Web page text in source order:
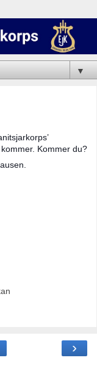
▼
Kommer du?
›